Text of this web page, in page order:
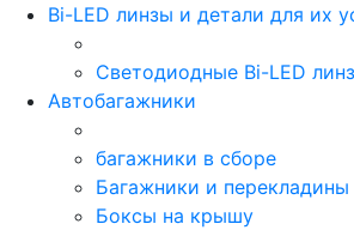
Bi-LED линзы и детали для их
Светодиодные Bi-LED
Автобагажники
багажники в сборе
Багажники и перекладины
Боксы на крышу